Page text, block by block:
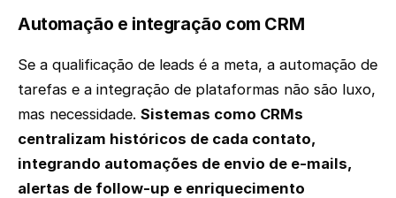
Automação e integração com CRM
Se a qualificação de leads é a meta, a automação de
tarefas e a integração de plataformas não são luxo,
mas necessidade. Sistemas como CRMs
centralizam históricos de cada contato,
integrando automações de envio de e-mails,
alertas de follow-up e enriquecimento